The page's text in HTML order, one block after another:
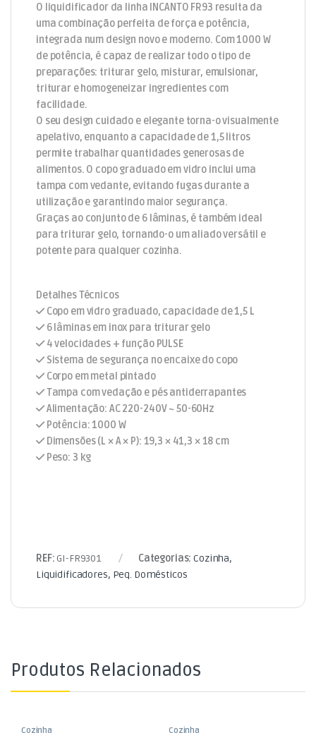
O liquidificador da linha INCANTO FR93 resulta da
uma combinação perfeita de força e potência,
integrada num design novo e moderno. Com 1000 W
de potência, é capaz de realizar todo o tipo de
preparações: triturar gelo, misturar, emulsionar,
triturar e homogeneizar ingredientes com
facilidade.
O seu design cuidado e elegante torna-o visualmente
apelativo, enquanto a capacidade de 1,5 litros
permite trabalhar quantidades generosas de
alimentos. O copo graduado em vidro inclui uma
tampa com vedante, evitando fugas durante a
utilização e garantindo maior segurança.
Graças ao conjunto de 6 lâminas, é também ideal
para triturar gelo, tornando-o um aliado versátil e
potente para qualquer cozinha.
Detalhes Técnicos
Copo em vidro graduado, capacidade de 1,5 L
6 lâminas em inox para triturar gelo
4 velocidades + função PULSE
Sistema de segurança no encaixe do copo
Corpo em metal pintado
Tampa com vedação e pés antiderrapantes
Alimentação: AC 220-240V ~ 50-60Hz
Potência: 1000 W
Dimensões (L × A × P): 19,3 × 41,3 × 18 cm
Peso: 3 kg
REF:GI-FR9301 Categorias:Cozinha,
Liquidificadores, Peq. Domésticos
Produtos Relacionados
Cozinha
Cozinha